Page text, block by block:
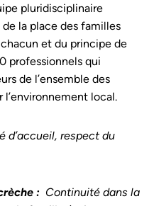
pluridisciplinaire
la place des familles
et du principe de
professionnels qui
de l’ensemble des
l’environnement local.
d’accueil, respect du
: Continuité dans la